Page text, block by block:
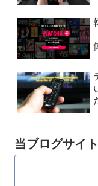
当ブログサイ